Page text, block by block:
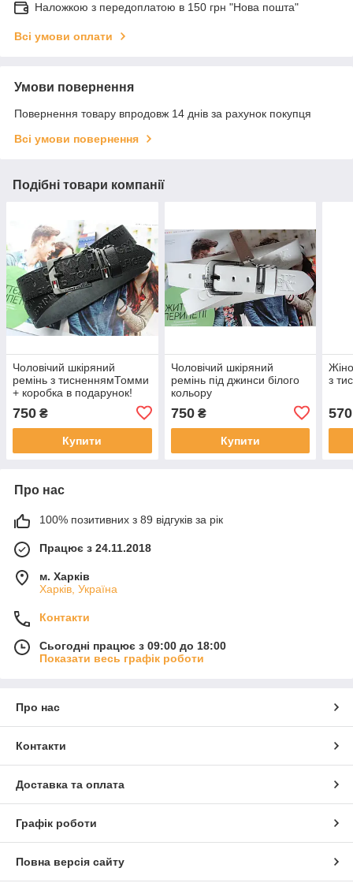
Наложкою з передоплатою в 150 грн "Нова пошта"
Всі умови оплати
Умови повернення
Повернення товару впродовж 14 днів за рахунок покупця
Всі умови повернення
Подібні товари компанії
Чоловічий шкіряний
ремінь з тисненнямТомми
+ коробка в подарунок!
750 ₴
Купити
Чоловічий шкіряний
ремінь під джинси білого
кольору
750₴
Купити
з
570
Про нас
100% позитивних з 89 відгуків за рік
Працює з 24.11.2018
м. Харків
Харків, Україна
Контакти
Сьогодні працює з 09:00 до 18:00
Показати весь графік роботи
Про нас
Контакти
Доставка та оплата
Графік роботи
Повна версія сайту